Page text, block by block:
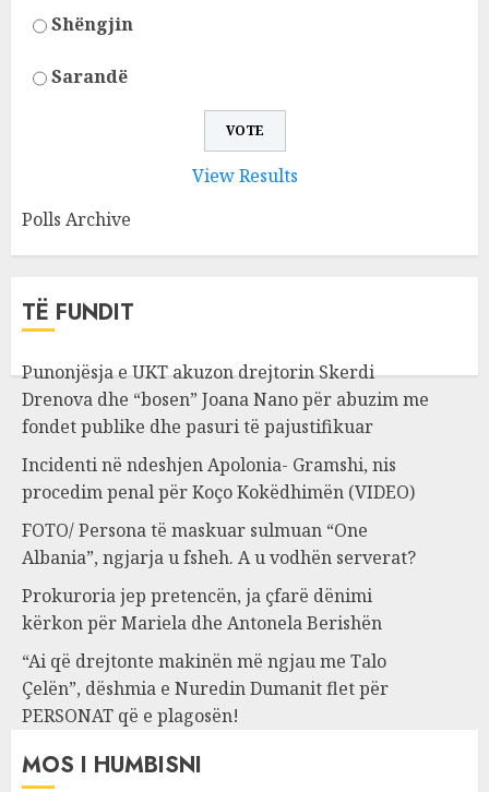
Shëngjin
Sarandë
View Results
Polls Archive
TË FUNDIT
Punonjësja e UKT akuzon drejtorin Skerdi
Drenova dhe “bosen” Joana Nano për abuzim me
fondet publike dhe pasuri të pajustifikuar
Incidenti në ndeshjen Apolonia- Gramshi, nis
procedim penal për Koço Kokëdhimën (VIDEO)
FOTO/ Persona të maskuar sulmuan “One
Albania”, ngjarja u fsheh. A u vodhën serverat?
Prokuroria jep pretencën, ja çfarë dënimi
kërkon për Mariela dhe Antonela Berishën
“Ai që drejtonte makinën më ngjau me Talo
Çelën”, dëshmia e Nuredin Dumanit flet për
PERSONAT që e plagosën!
MOS I HUMBISNI